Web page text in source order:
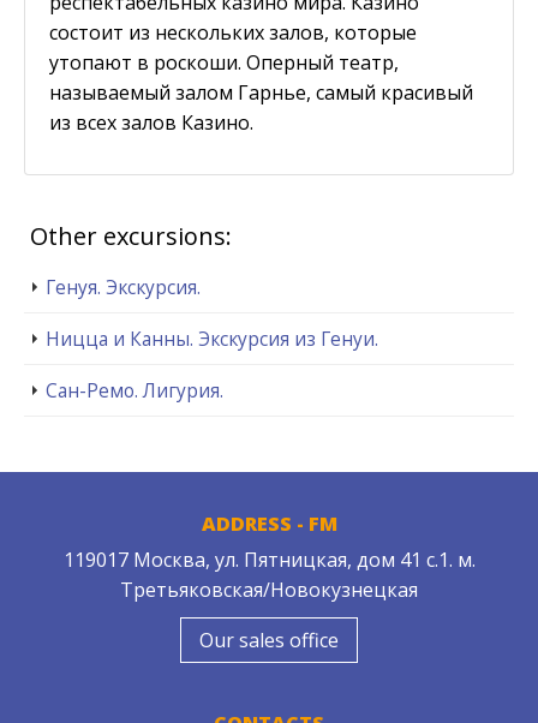
состоит из нескольких залов, которые
утопают в роскоши. Оперный театр,
называемый залом Гарнье, самый красивый
из всех залов Казино.
Other excursions:
Генуя. Экскурсия.
Ницца и Канны. Экскурсия из Генуи.
Сан-Ремо. Лигурия.
ADDRESS - FM
119017 Москва, ул. Пятницкая, дом 41 с.1. м.
Третьяковская/Новокузнецкая
Our sales office